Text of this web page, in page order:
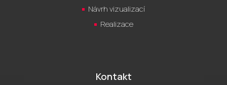
Návrh vizualizací
Realizace
Kontakt